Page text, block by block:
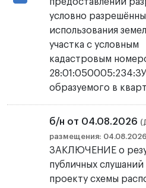
предоставлении
условно
использования
участка с условным
кадастровым
образуемого в
б/н от 04.08.2026
размещения:
ЗАКЛЮЧЕНИЕ о
публичных слушаний
проекту схемы